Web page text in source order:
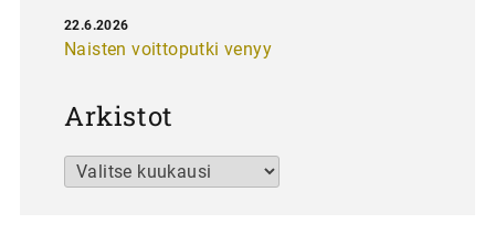
Naisten voittoputki venyy
22.6.2026
Arkistot
Arkistot